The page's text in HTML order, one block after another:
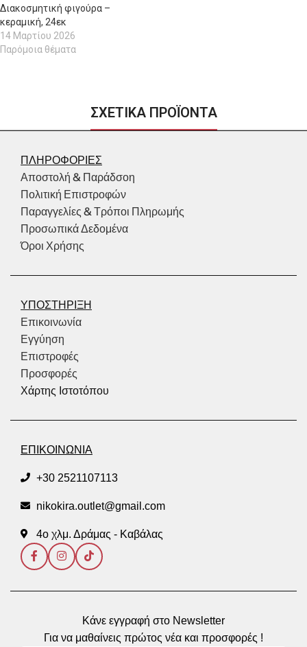
Διακοσμητική φιγούρα –
κεραμική, 24εκ
14 Μαρτίου 2026
Παρόμοια θέματα
ΣΧΕΤΙΚΑ ΠΡΟΪΟΝΤΑ
ΠΛΗΡΟΦΟΡΙΕΣ
Αποστολή & Παράδσοη
Πολιτική Επιστροφών
Παραγγελίες & Τρόποι Πληρωμής
Προσωπικά Δεδομένα
Όροι Χρήσης
ΥΠΟΣΤΗΡΙΞΗ
Επικοινωνία
Εγγύηση
Επιστροφές
Προσφορές
Χάρτης Ιστοτόπου
ΕΠΙΚΟΙΝΩΝΙΑ
+30 2521107113
nikokira.outlet@gmail.com
4ο χλμ. Δράμας - Καβάλας
Κάνε εγγραφή στο Newsletter
Για να μαθαίνεις πρώτος νέα και προσφορές !